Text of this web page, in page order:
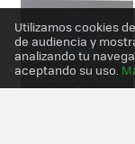
Utilizamos cookies
de audiencia y
analizando tu
aceptando su uso.